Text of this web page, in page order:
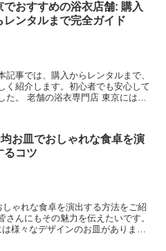
でおすすめの浴衣店舗: 購入
レンタルまで完全ガイド
事では、購入からレンタルまで、
く紹介します。初心者でも安心して
。 老舗の浴衣専門店 東京には歴
お皿でおしゃれな食卓を演
るコツ
ゃれな食卓を演出する方法をご紹
んにもその魅力を伝えたいです。
様々なデザインのお皿がありま